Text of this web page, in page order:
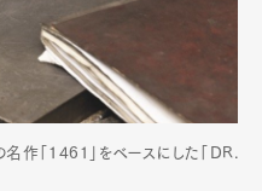
Magazine
About
作「1461」をベースにした「DR.